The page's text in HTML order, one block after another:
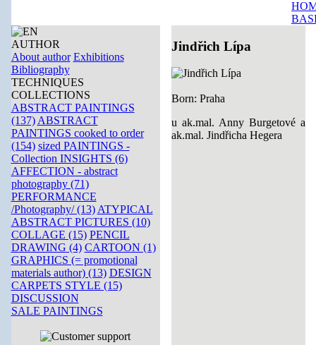
AUTHOR
About author Exhibitions
Bibliography
TECHNIQUES
COLLECTIONS
ABSTRACT PAINTINGS
(137) ABSTRACT
PAINTINGS cooked to order
(154) sized PAINTINGS -
Collection INSIGHTS (6)
AFFECTION - abstract
photography (71)
PERFORMANCE
/Photography/ (13) ATYPICAL
ABSTRACT PICTURES (10)
COLLAGE (15) PENCIL
DRAWING (4) CARTOON (1)
GRAPHICS (= promotional
materials author) (13) DESIGN
CARPETS STYLE (15)
DISCUSSION
SALE PAINTINGS
Jindřich Lípa
Born: Praha
u ak.mal. Anny Burgetové a
ak.mal. Jindřicha Hegera